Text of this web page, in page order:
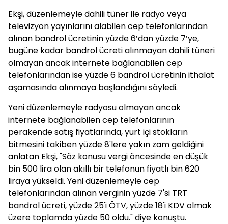
Ekşi, düzenlemeyle dahili tüner ile radyo veya
televizyon yayınlarını alabilen cep telefonlarından
alınan bandrol ücretinin yüzde 6’dan yüzde 7’ye,
bugüne kadar bandrol ücreti alınmayan dahili tüneri
olmayan ancak internete bağlanabilen cep
telefonlarından ise yüzde 6 bandrol ücretinin ithalat
aşamasında alınmaya başlandığını söyledi.
Yeni düzenlemeyle radyosu olmayan ancak
internete bağlanabilen cep telefonlarının
perakende satış fiyatlarında, yurt içi stokların
bitmesini takiben yüzde 8'lere yakın zam geldiğini
anlatan Ekşi, "Söz konusu vergi öncesinde en düşük
bin 500 lira olan akıllı bir telefonun fiyatlı bin 620
liraya yükseldi. Yeni düzenlemeyle cep
telefonlarından alınan verginin yüzde 7'si TRT
bandrol ücreti, yüzde 25'i ÖTV, yüzde 18'i KDV olmak
üzere toplamda yüzde 50 oldu." diye konuştu.